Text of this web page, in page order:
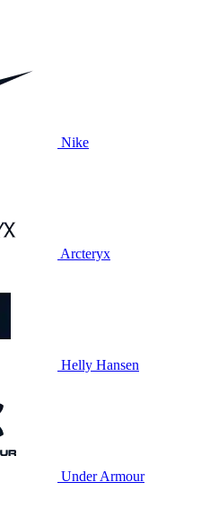
Nike
Arcteryx
Helly Hansen
Under Armour